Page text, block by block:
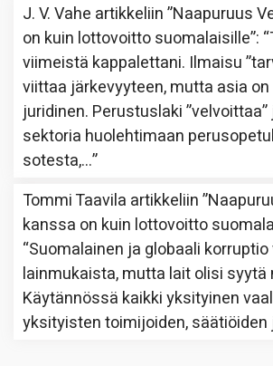
J. V. Vahe artikkeliin”Naapuruus
on kuin lottovoitto suomalaisille”: “
viimeistä kappalettani. Ilmaisu
viittaa järkevyyteen, mutta asia
juridinen. Perustuslaki
sektoria huolehtimaan
sotesta,…”
Tommi Taavila artikkeliin
kanssa on kuin lottovoitto
“Suomalainen ja globaali korruptio
lainmukaista, mutta lait olisi syytä
Käytännössä kaikki yksityinen
yksityisten toimijoiden, säätiöiden